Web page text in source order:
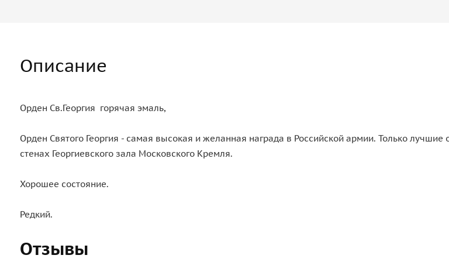
Описание
Орден Св.Георгия горячая эмаль,
Орден Святого Георгия - самая высокая и желанная награда в Российской армии. Только
стенах Георгиевского зала Московского Кремля.
Хорошее состояние.
Редкий.
Отзывы